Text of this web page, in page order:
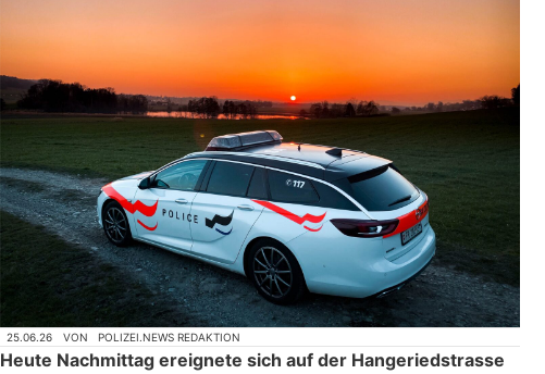
25.06.26 VON POLIZEI.NEWS REDAKTION
Heute Nachmittag ereignete sich auf der Hangeriedstrasse